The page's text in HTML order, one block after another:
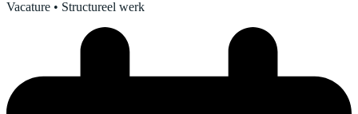
Vacature • Structureel werk